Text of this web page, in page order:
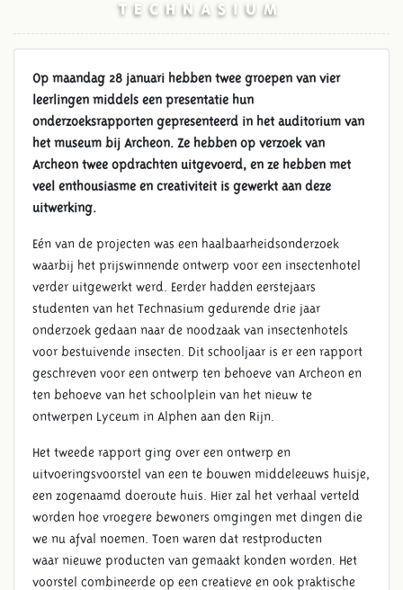
TECHNASIUM
Op maandag 28 januari hebben twee groepen van vier
leerlingen middels een presentatie hun
onderzoeksrapporten gepresenteerd in het auditorium van
het museum bij Archeon. Ze hebben op verzoek van
Archeon twee opdrachten uitgevoerd, en ze hebben met
veel enthousiasme en creativiteit is gewerkt aan deze
uitwerking.
Eén van de projecten was een haalbaarheidsonderzoek
waarbij het prijswinnende ontwerp voor een insectenhotel
verder uitgewerkt werd. Eerder hadden eerstejaars
studenten van het Technasium gedurende drie jaar
onderzoek gedaan naar de noodzaak van insectenhotels
voor bestuivende insecten. Dit schooljaar is er een rapport
geschreven voor een ontwerp ten behoeve van Archeon en
ten behoeve van het schoolplein van het nieuw te
ontwerpen Lyceum in Alphen aan den Rijn.
Het tweede rapport ging over een ontwerp en
uitvoeringsvoorstel van een te bouwen middeleeuws huisje,
een zogenaamd doeroute huis. Hier zal het verhaal verteld
worden hoe vroegere bewoners omgingen met dingen die
we nu afval noemen. Toen waren dat restproducten
waar nieuwe producten van gemaakt konden worden. Het
voorstel combineerde op een creatieve en ook praktische